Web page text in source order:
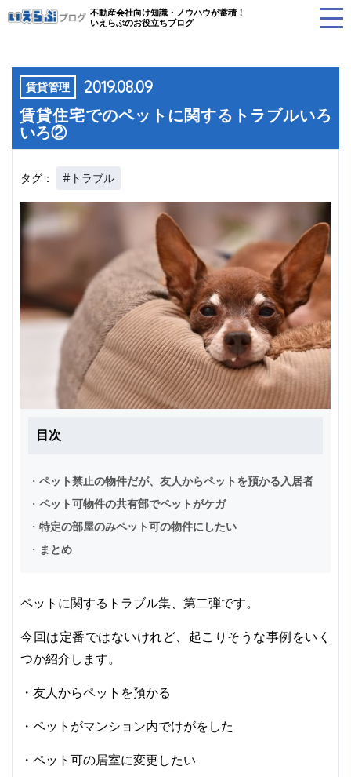
不動産会社向け知識・ノウハウが蓄積！
いえらぶのお役立ちブログ
賃貸管理 2019.08.09
賃貸住宅でのペットに関するトラブルいろ
いろ②
タグ： #トラブル
目次
・ ペット禁止の物件だが、友人からペットを預かる入居者
・ ペット可物件の共有部でペットがケガ
・ 特定の部屋のみペット可の物件にしたい
・ まとめ
ペットに関するトラブル集、第二弾です。
今回は定番ではないけれど、起こりそうな事例をいく
つか紹介します。
・友人からペットを預かる
・ペットがマンション内でけがをした
・ペット可の居室に変更したい